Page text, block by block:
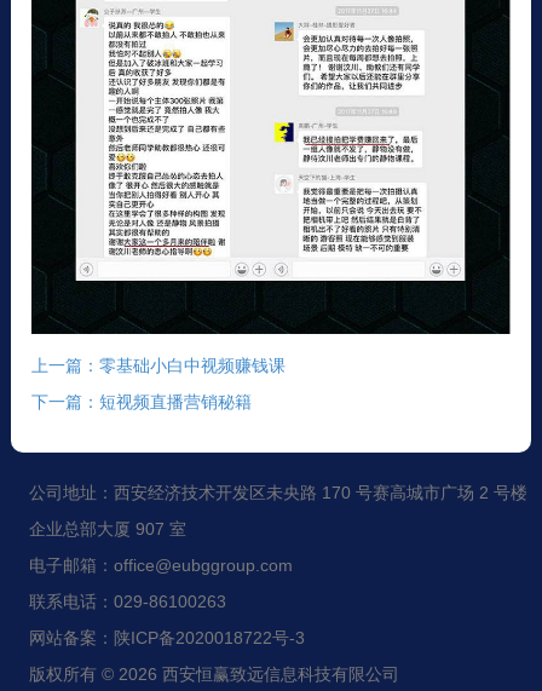
上一篇：零基础小白中视频赚钱课
下一篇：短视频直播营销秘籍
公司地址：西安经济技术开发区未央路 170 号赛高城市广场 2 号楼
企业总部大厦 907 室
电子邮箱：office@eubggroup.com
联系电话：029-86100263
网站备案：陕ICP备2020018722号-3
版权所有 © 2026 西安恒赢致远信息科技有限公司